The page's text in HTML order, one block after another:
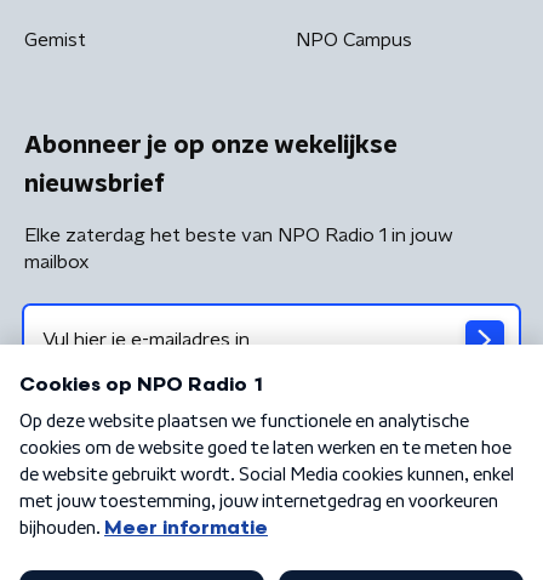
Gemist NPO Campus
Abonneer je op onze wekelijkse
nieuwsbrief
Elke zaterdag het beste van NPO Radio 1 in jouw
mailbox
Algemene voorwaarden